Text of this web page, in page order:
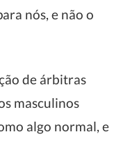
nós, e não o
de árbitras
masculinos
algo normal, e